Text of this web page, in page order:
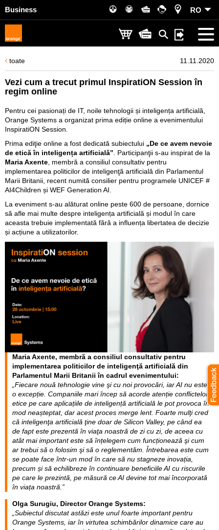
Business RO
toate 11.11.2020
Vezi cum a trecut primul InspiratiON Session în
regim online
Pentru cei pasionați de IT, noile tehnologii și inteligența artificială,
Orange Systems a organizat prima ediție online a evenimentului
InspiratiON Session.
Prima ediţie online a fost dedicată subiectului „De ce avem nevoie
de etică în inteligența artificială” . Participanţii s-au inspirat de la
Maria Axente , membră a consiliul consultativ pentru
implementarea politicilor de inteligenţă artificială din Parlamentul
Marii Britanii, recent numită consilier pentru programele UNICEF #
AI4Children și WEF Generation AI.
La eveniment s-au alăturat online peste 600 de persoane, dornice
să afle mai multe despre inteligența artificială și modul în care
aceasta trebuie implementată fără a influența libertatea de decizie
și acțiune a utilizatorilor.
Maria Axente, membră a consiliul consultativ pentru
implementarea politicilor de inteligenţă artificială din
Parlamentul Marii Britanii în cadrul evenimentului:
„Fiecare nouă tehnologie vine şi cu noi provocări, iar AI nu este
o excepție. Companiile mari încep să acorde atenție conflictelor
etice pe care aplicațiile de inteligență artificială le pot provoca în
mod neașteptat, dar acest proces merge lent. Foarte mulţi cred
că inteligenţa artificială ţine doar de Silicon Valley, pe când ea
de fapt este prezentă în viaţa noastră de zi cu zi, de aceea cu
atât mai important este să înțelegem cum funcționează şi cum
ar trebui să o folosim şi să o reglementăm. Întrebarea este cum
se poate face într-un mod în care să nu stagneze inovația,
precum și să echilibreze în continuare beneficiile AI cu riscurile
pe care le prezintă, pe măsură ce AI devine tot mai încorporată
în viața noastră.”
Olga Surugiu, Director Orange Systems:
„Subiectul discutat astăzi este unul foarte important pentru
Orange Systems, iar în virtutea schimbărilor dinamice care au